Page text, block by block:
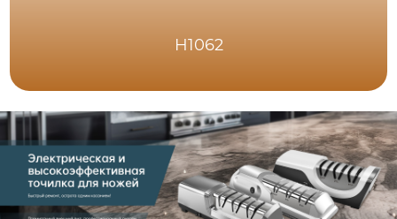
H1062